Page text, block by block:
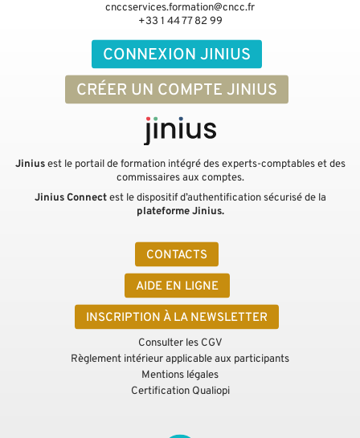
CONNEXION JINIUS
CRÉER UN COMPTE JINIUS
CONTACTS
AIDE EN LIGNE
INSCRIPTION À LA NEWSLETTER
cnccservices.formation@cncc.fr
+33 1 44 77 82 99
Jiniusest le portail de formation intégré des experts-comptables et des
commissaires aux comptes.
Jinius Connectest le dispositif d’authentification sécurisé de la
plateforme Jinius.
Consulter les CGV
Règlement intérieur applicable aux participants
Mentions légales
Certification Qualiopi